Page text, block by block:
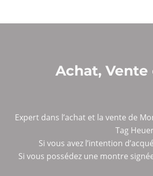
Achat,
Expert dans l’achat et la vente de
Tag
Si vous avez l’intention
Si vous possédez une montre